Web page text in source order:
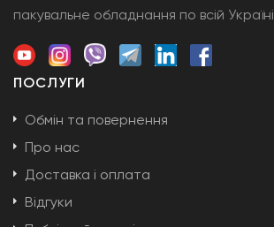
пакувальне обладнання по всій Україні
ПОСЛУГИ
Обмін та повернення
Про нас
Доставка і оплата
Відгуки